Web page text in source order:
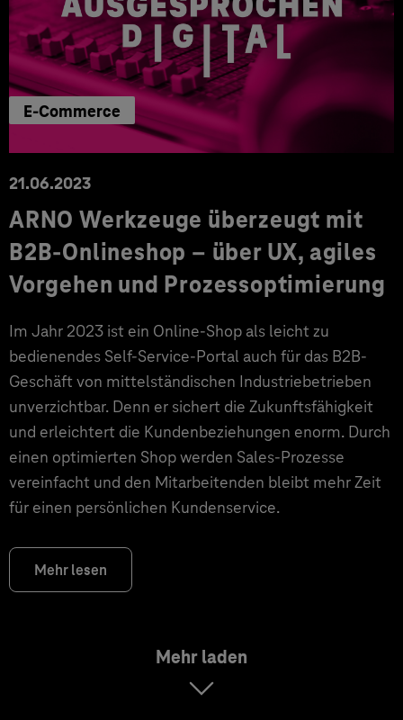
E-Commerce
21.06.2023
ARNO Werkzeuge überzeugt mit
B2B-Onlineshop – über UX, agiles
Vorgehen und Prozessoptimierung
Im Jahr 2023 ist ein Online-Shop als leicht zu
bedienendes Self-Service-Portal auch für das B2B-
Geschäft von mittelständischen Industriebetrieben
unverzichtbar. Denn er sichert die Zukunftsfähigkeit
und erleichtert die Kundenbeziehungen enorm. Durch
einen optimierten Shop werden Sales-Prozesse
vereinfacht und den Mitarbeitenden bleibt mehr Zeit
für einen persönlichen Kundenservice.
Mehr lesen
Mehr laden